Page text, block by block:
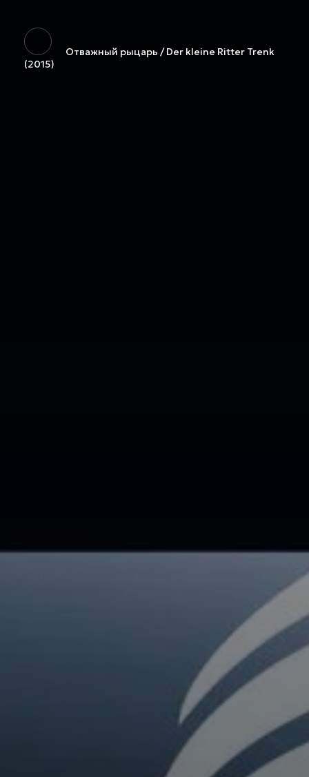
Отважный рыцарь / Der kleine Ritter Trenk
(2015)